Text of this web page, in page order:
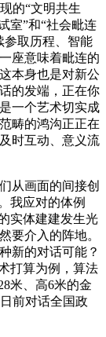
的“文明共生
室”和“社会毗连
参取历程、智能
座意味着毗连的
本身也是对新公
的发端，正在你
一个艺术切实成
畴的鸿沟正正在
时互动、意义流
画面的间接创
我应对的体例
实体建建发生光
要介入的阵地。
新的对话可能？
打算为例，算法
米、高6米的金
前对话全国政